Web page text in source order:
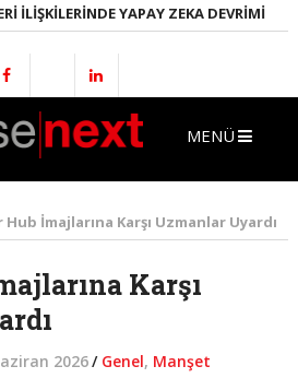
YAPAY ZEKA DEVRIMI
MENÜ
Hub İmajlarına Karşı Uzmanlar Uyardı
Karşı
2026/ Genel, Manşet